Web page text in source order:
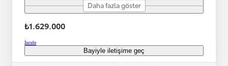
Daha fazla göster
₺1.629.000
İncele
Bayiyle iletişime geç